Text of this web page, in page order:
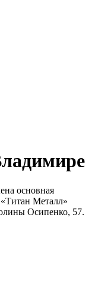
основная
Металл»
Осипенко, 57.